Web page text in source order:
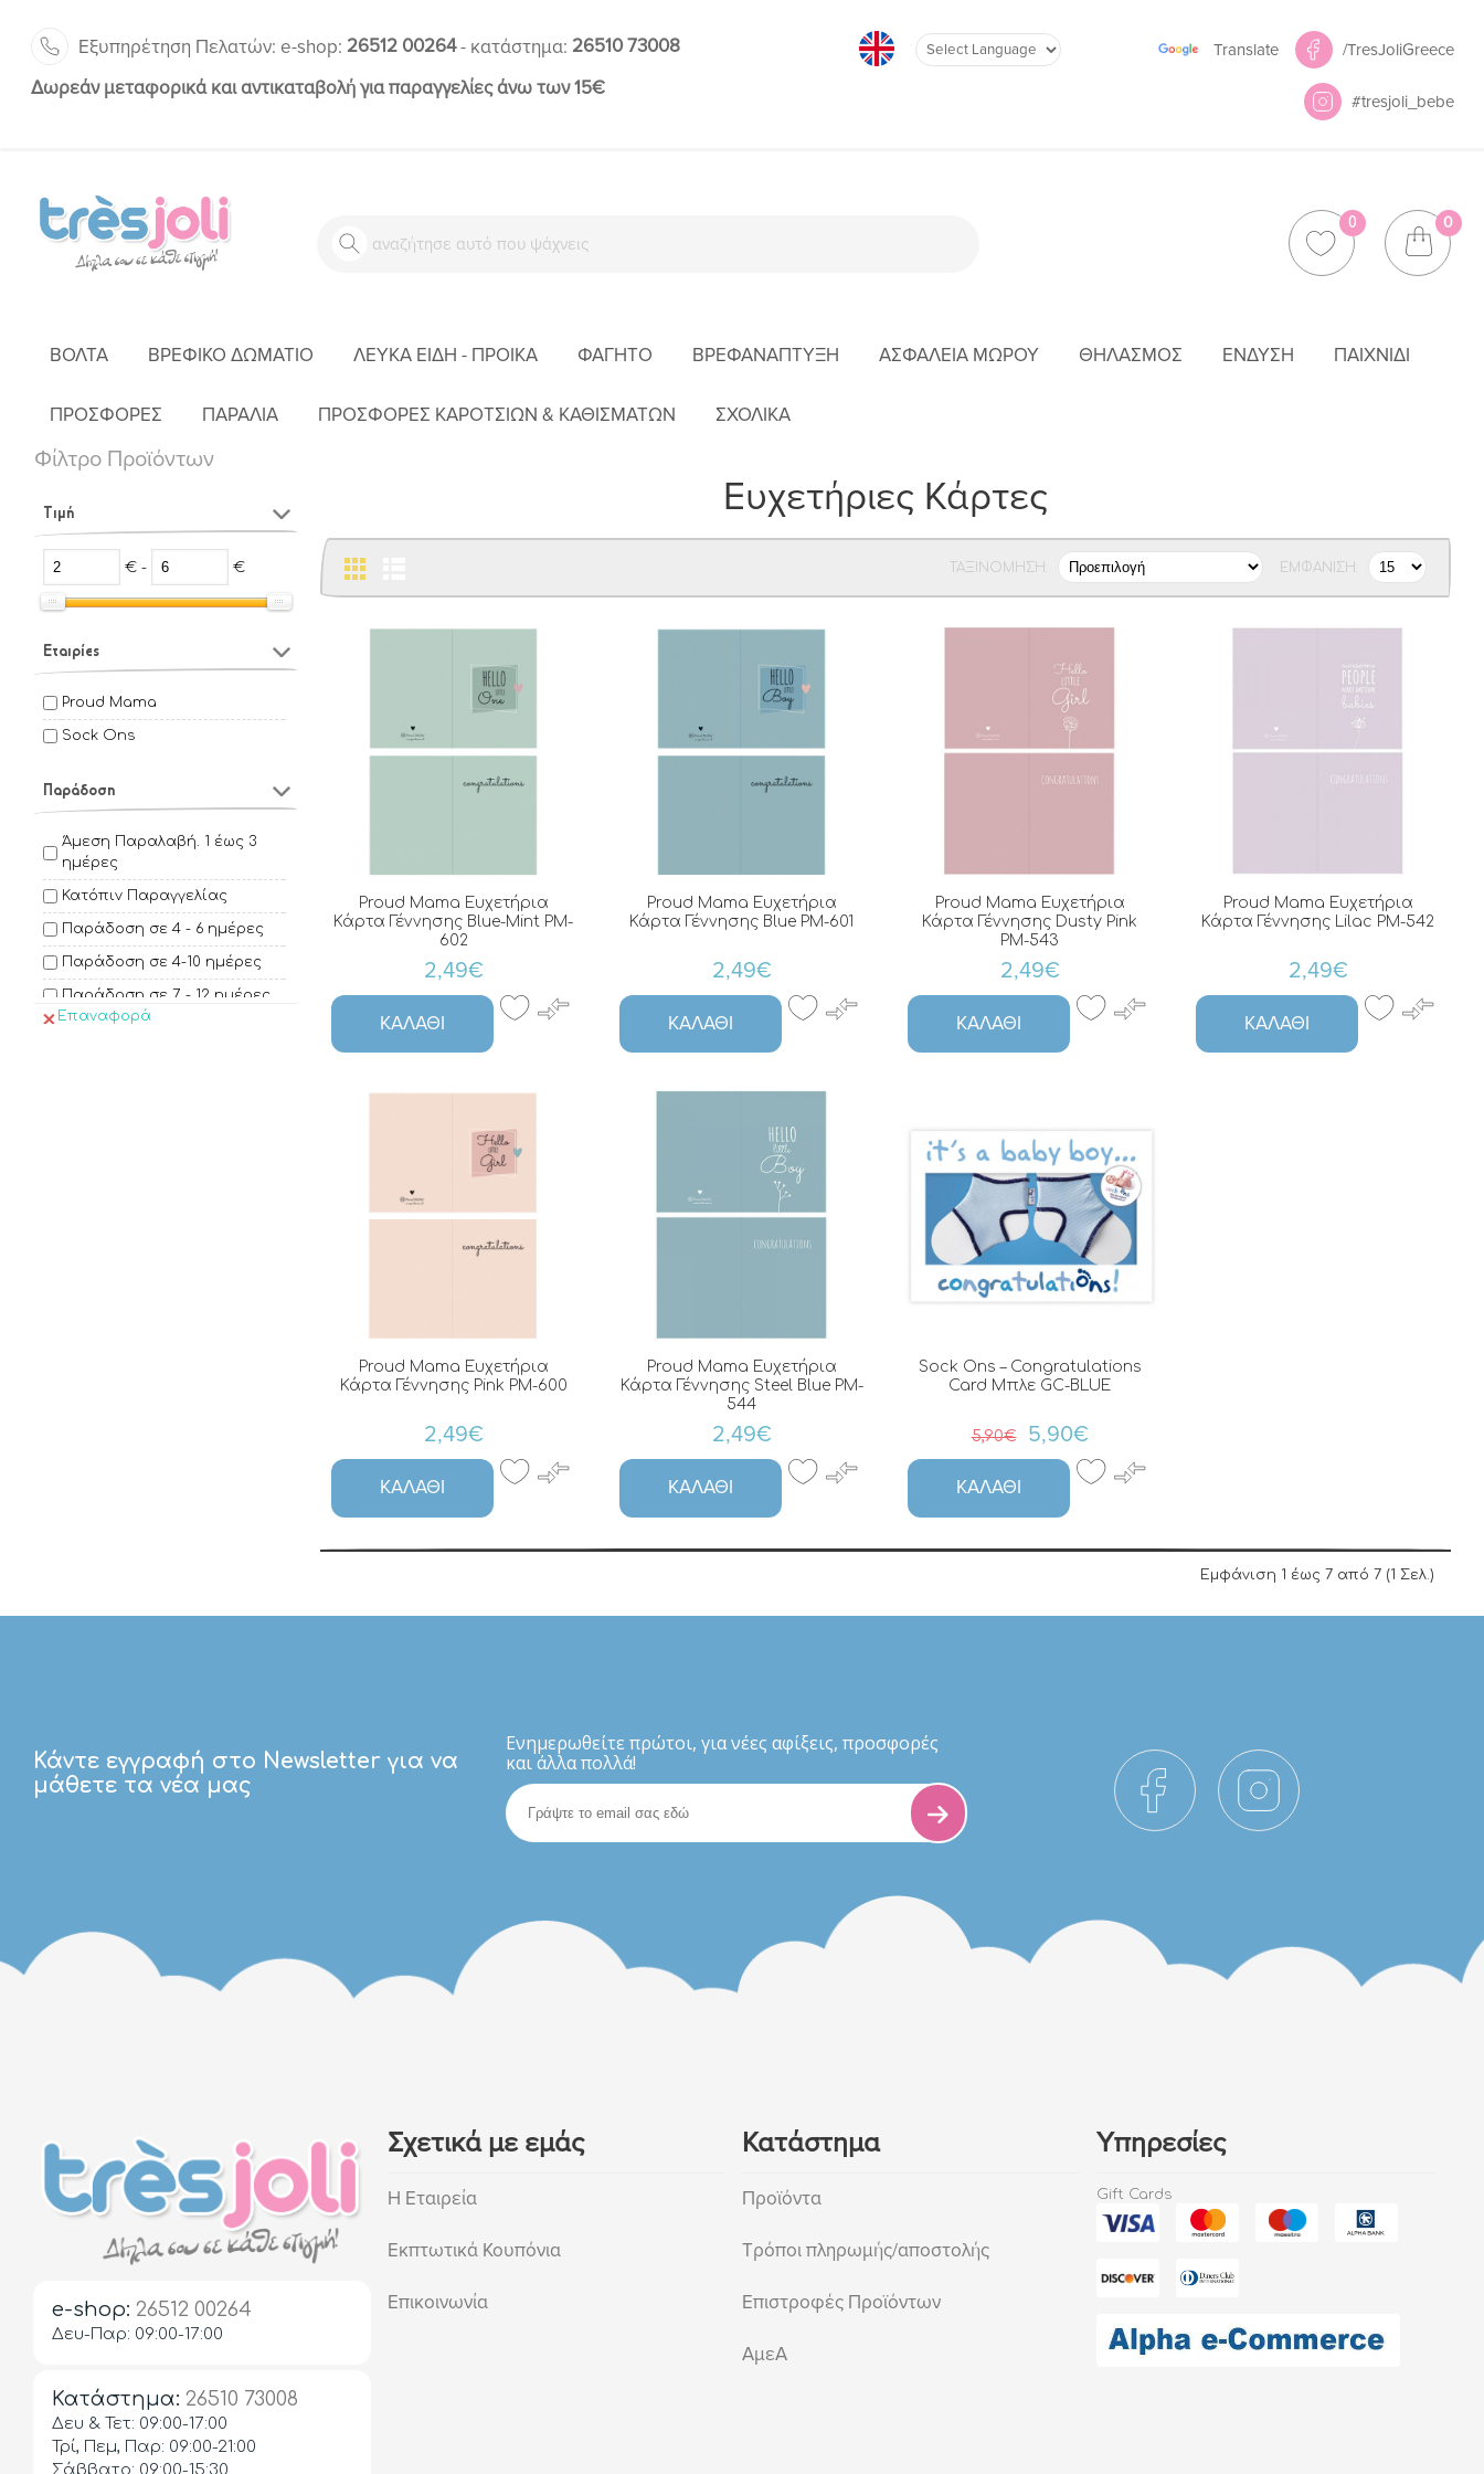
Εξυπηρέτηση Πελατών: e-shop: 26512 00264- κατάστημα: 26510 73008
Δωρεάν μεταφορικά και αντικαταβολή για παραγγελίες άνω των 15€
Translate /TresJoliGreece
#tresjoli_bebe
0 0
ΒΌΛΤΑ ΒΡΕΦΙΚΌ ΔΩΜΆΤΙΟ ΛΕΥΚΆ ΕΊΔΗ - ΠΡΟΊΚΑ ΦΑΓΗΤΌ ΒΡΕΦΑΝΆΠΤΥΞΗ ΑΣΦΆΛΕΙΑ ΜΩΡΟΎ ΘΗΛΑΣΜΌΣ ΈΝΔΥΣΗ ΠΑΙΧΝΊΔΙ
ΠΡΟΣΦΟΡΕΣ ΠΑΡΑΛΙΑ ΠΡΟΣΦΟΡΕΣ ΚΑΡΟΤΣΙΩΝ & ΚΑΘΙΣΜΑΤΩΝ ΣΧΟΛΙΚΑ
Φίλτρο Προϊόντων
Τιμή
€ - €
Εταιρίες
Proud Mama
Sock Ons
Παράδοση
Άμεση Παραλαβή. 1 έως 3
ημέρες
Κατόπιν Παραγγελίας
Παράδοση σε 4 - 6 ημέρες
Παράδοση σε 4-10 ημέρες
Παράδοση σε 7 - 12 ημέρες
Επαναφορά
Ευχετήριες Κάρτες
ΕΜΦΆΝΙΣΗ:
ΤΑΞΙΝΌΜΗΣΗ:
Proud Mama Ευχετήρια
Κάρτα Γέννησης Blue-Mint PM-
602
2,49€
ΚΑΛΆΘΙ
Proud Mama Ευχετήρια
Κάρτα Γέννησης Blue PM-601
2,49€
ΚΑΛΆΘΙ
Proud Mama Ευχετήρια
Κάρτα Γέννησης Dusty Pink
PM-543
2,49€
ΚΑΛΆΘΙ
Proud Mama Ευχετήρια
Κάρτα Γέννησης Lilac PM-542
2,49€
ΚΑΛΆΘΙ
Proud Mama Ευχετήρια
Κάρτα Γέννησης Pink PM-600
2,49€
ΚΑΛΆΘΙ
Proud Mama Ευχετήρια
Κάρτα Γέννησης Steel Blue PM-
544
2,49€
ΚΑΛΆΘΙ
Sock Ons – Congratulations
Card Μπλε GC-BLUE
5,90€ 5,90€
ΚΑΛΆΘΙ
Εμφάνιση 1 έως 7 από 7 (1 Σελ.)
Κάντε εγγραφή στο Newsletter για να
μάθετε τα νέα μας
Eνημερωθείτε πρώτοι, για νέες αφίξεις, προσφορές
και άλλα πολλά!
e-shop: 26512 00264
Δευ-Παρ: 09:00-17:00
Κατάστημα: 26510 73008
Δευ & Τετ: 09:00-17:00
Τρί, Πεμ, Παρ: 09:00-21:00
Σάββατο: 09:00-15:30
Σχετικά με εμάς
Η Εταιρεία
Εκπτωτικά Κουπόνια
Επικοινωνία
Κατάστημα
Προϊόντα
Τρόποι πληρωμής/αποστολής
Επιστροφές Προϊόντων
ΑμεΑ
Υπηρεσίες
Gift Cards